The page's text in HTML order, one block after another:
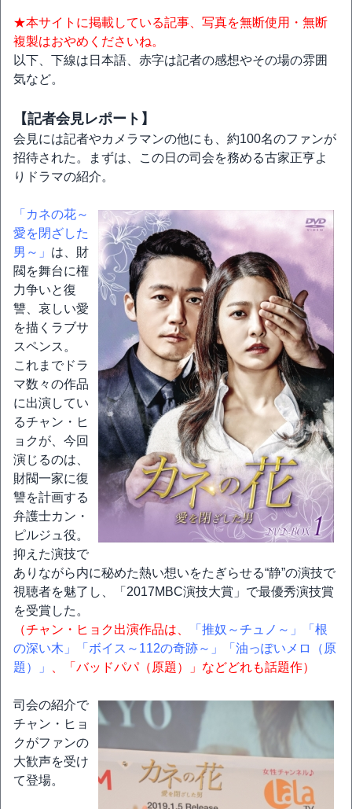
★本サイトに掲載している記事、写真を無断使用・無断
複製はおやめくださいね。
以下、下線は日本語、赤字は記者の感想やその場の雰囲
気など。
【記者会見レポート】
会見には記者やカメラマンの他にも、約100名のファンが
招待された。まずは、この日の司会を務める古家正亨よ
りドラマの紹介。
「カネの花～
愛を閉ざした
男～」 は、財
閥を舞台に権
力争いと復
讐、哀しい愛
を描くラブサ
スペンス。
これまでドラ
マ数々の作品
に出演してい
るチャン・ヒ
ョクが、今回
演じるのは、
財閥一家に復
讐を計画する
弁護士カン・
ピルジュ役。
抑えた演技で
ありながら内に秘めた熱い想いをたぎらせる“静”の演技で
視聴者を魅了し、「2017MBC演技大賞」で最優秀演技賞
を受賞した。
（チャン・ヒョク出演作品は、
「推奴～チュノ～」
「根
の深い木」
「ボイス～112の奇跡～」
「油っぽいメロ（原
題）」
、「バッドパパ（原題）」などどれも話題作）
司会の紹介で
チャン・ヒョ
クがファンの
大歓声を受け
て登場。